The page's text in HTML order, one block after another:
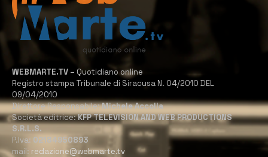
WEBMARTE.TV – Quotidiano online
Registro stampa Tribunale di Siracusa N. 04/2010 DEL
09/04/2010
Direttore Responsabile:Michele Accolla
Società editrice:KFP TELEVISION AND WEB PRODUCTIONS
S.R.L.S.
P.Iva: 02184950893
mail: redazione@webmarte.tv